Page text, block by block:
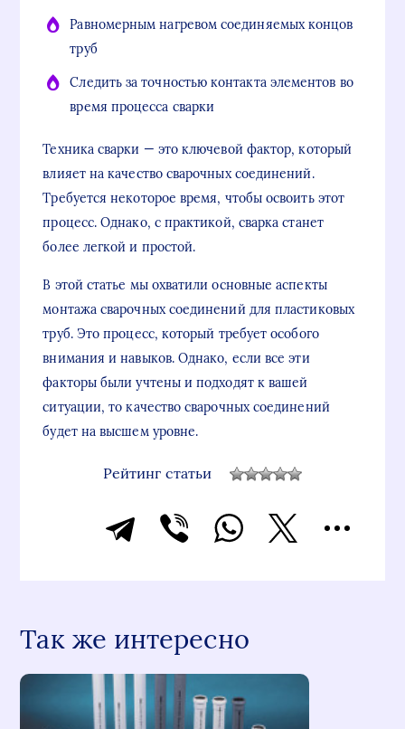
Равномерным нагревом соединяемых концов
труб
Следить за точностью контакта элементов во
время процесса сварки
Техника сварки — это ключевой фактор, который
влияет на качество сварочных соединений.
Требуется некоторое время, чтобы освоить этот
процесс. Однако, с практикой, сварка станет
более легкой и простой.
В этой статье мы охватили основные аспекты
монтажа сварочных соединений для пластиковых
труб. Это процесс, который требует особого
внимания и навыков. Однако, если все эти
факторы были учтены и подходят к вашей
ситуации, то качество сварочных соединений
будет на высшем уровне.
Рейтинг статьи
Так же интересно